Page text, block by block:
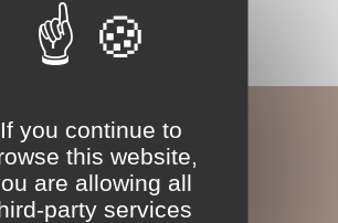
par e-mail les évènements
If you continue to
this website,
are allowing all
party services